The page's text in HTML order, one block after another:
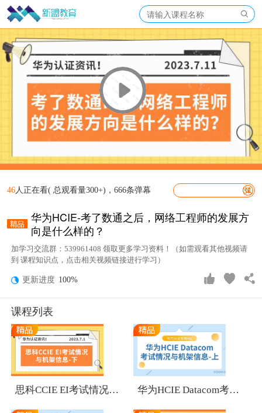
46人正在看( 总观看量300+)，666条弹幕
华为HCIE-考了数通之后，网络工程师的发展方
向是什么样的？
加学习交流群：539961408 领取更多学习资料！（如需观看其他视频请
到 课程知识点，点击相关视频链接进行学习）
更新进度 100%
课程列表
思科CCIE EI考试情况与机架信息-下 华为HCIE Datacom考试情况与机架信息-上